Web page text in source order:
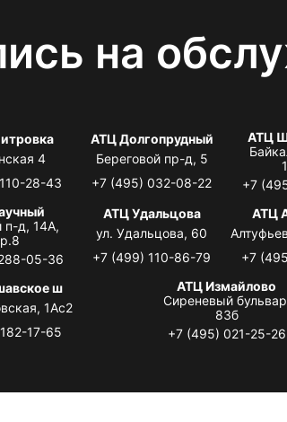
на
4
28-43
АТЦ Долгопрудный
Береговой пр-д, 5
+7 (495) 032-08-22
АТЦ
+7
п-д, 14А,
05-36
АТЦ Удальцова
ул. Удальцова, 60
+7 (499) 110-86-79
АТЦ
+7
ш
1Ас2
17-65
АТЦ Измайлово
Сиреневый
83б
+7 (495) 021-25-26